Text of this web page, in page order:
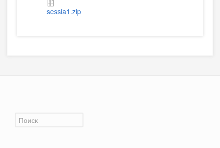
sessia1.zip